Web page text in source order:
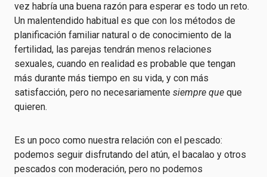
vez habría una buena razón para esperar es todo un reto.
Un malentendido habitual es que con los métodos de
planificación familiar natural o de conocimiento de la
fertilidad, las parejas tendrán menos relaciones
sexuales, cuando en realidad es probable que tengan
más durante más tiempo en su vida, y con más
satisfacción, pero no necesariamente siempre que que
quieren.
Es un poco como nuestra relación con el pescado:
podemos seguir disfrutando del atún, el bacalao y otros
pescados con moderación, pero no podemos